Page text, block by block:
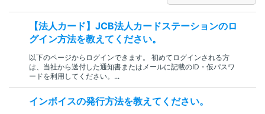
【法人カード】JCB法人カードステーションのロ
グイン方法を教えてください。
以下のページからログインできます。 初めてログインされる方
は、当社から送付した通知書またはメールに記載のID・仮パスワ
ードを利用してください。...
インボイスの発行方法を教えてください。